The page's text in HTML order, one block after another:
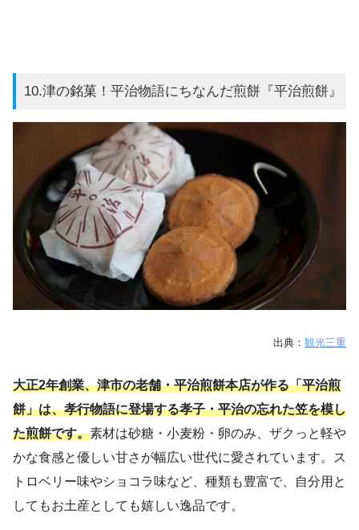
10.津の銘菓！平治物語にちなんだ煎餅『平治煎餅』
出典： 観光三重
大正2年創業、津市の老舗・平治煎餅本店が作る「平治煎
餅」は、孝行物語に登場する孝子・平治の忘れた笠を模し
た煎餅です。素材は砂糖・小麦粉・卵のみ、ザクっと軽や
かな食感と優しい甘さが幅広い世代に愛されています。ス
トロベリー味やショコラ味など、種類も豊富で、自分用と
してもお土産としても嬉しい逸品です。